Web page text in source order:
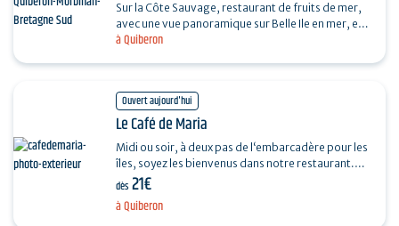
à Quiberon
Sur la Côte Sauvage, restaurant de fruits de mer,
avec une vue panoramique sur Belle Ile en mer, et
une terrasse plein sud.. Très belle balade…
Ouvert aujourd'hui
à Quiberon
Le Café de Maria
Midi ou soir, à deux pas de l‘embarcadère pour les
îles, soyez les bienvenus dans notre restaurant.
Laissez-vous tenter par une cuisine généreuse…
dès 21€